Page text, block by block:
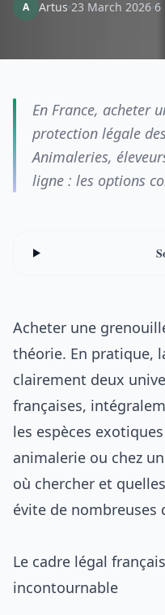
A Artus 23 March 2026 6
En France, acheter
protection légale
Animaleries,
ligne : les options
Acheter une
théorie. En pratique,
clairement deux
françaises,
les espèces
animalerie ou chez
où chercher et
évite de nombreuses
Le cadre légal
incontournable